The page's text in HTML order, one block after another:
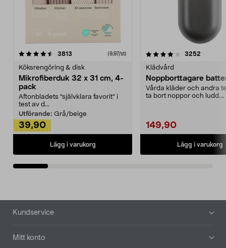
3813 (9,97/st)
Köksrengöring & disk
Mikrofiberduk 32 x 31 cm, 4-
pack
Aftonbladets "självklara favorit” i
test av d...
Utförande: Grå/beige
39,90
Lägg i varukorg
4.0av 5 stjärnor 3252
Klädvård
Noppborttagare
Vårda kläder och andra
ta bort noppor och ludd.
149,90
Lägg i varukorg
4.5av 5 stjärnor
Sidfot
Kundservice
Mitt konto